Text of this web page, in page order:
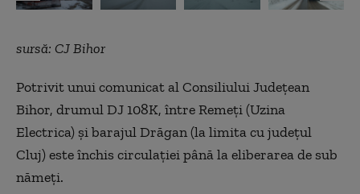
sursă: CJ Bihor
Potrivit unui comunicat al Consiliului Județean
Bihor, drumul DJ 108K, între Remeți (Uzina
Electrica) și barajul Drăgan (la limita cu județul
Cluj) este închis circulației până la eliberarea de sub
nămeți.